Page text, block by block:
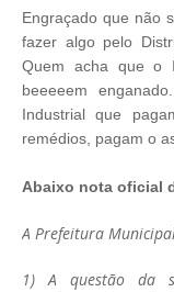
Engraçado que não
fazer algo pelo
Quem acha que o
beeeeem
Industrial que
remédios, pagam o
Abaixo nota oficial
A Prefeitura
1) A questão da